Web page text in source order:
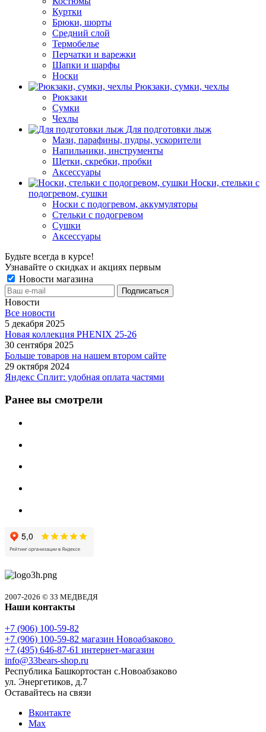
Куртки
Брюки, шорты
Средний слой
Термобелье
Перчатки и варежки
Шапки и шарфы
Носки
Рюкзаки, сумки, чехлы
Рюкзаки
Сумки
Чехлы
Для подготовки лыж
Мази, парафины, пудры, ускорители
Напильники, инструменты
Щетки, скребки, пробки
Аксессуары
Носки, стельки с
подогревом, сушки
Носки с подогревом, аккумуляторы
Стельки с подогревом
Сушки
Аксессуары
Будьте всегда в курсе!
Узнавайте о скидках и акциях первым
Новости магазина
Новости
Все новости
5 декабря 2025
Новая коллекция PHENIX 25-26
30 сентября 2025
Больше товаров на нашем втором сайте
29 октября 2024
Яндекс Сплит: удобная оплата частями
Ранее вы смотрели
2007-2026 © 33 МЕДВЕДЯ
Наши контакты
+7 (906) 100-59-82
+7 (906) 100-59-82 магазин Новоабзаково
+7 (495) 646-87-61 интернет-магазин
info@33bears-shop.ru
Республика Башкортостан с.Новоабзаково
ул. Энергетиков, д.7
Оставайтесь на связи
Вконтакте
Max